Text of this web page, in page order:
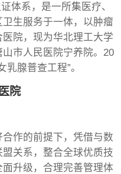
体系，是一所集医疗、
生服务于一体，以肿瘤
院，现为华北理工大学
市人民医院宁养院。20
腺普查工程”。
院
作的前提下，凭借与数
关系，整合全球优质技
升级，合理完善管理体